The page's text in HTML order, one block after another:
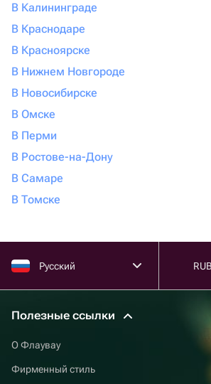
В Калининграде
В Краснодаре
В Красноярске
В Нижнем Новгороде
В Новосибирске
В Омске
В Перми
В Ростове-на-Дону
В Самаре
В Томске
Русский RUB
Полезные ссылки
О Флаувау
Фирменный стиль